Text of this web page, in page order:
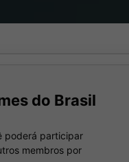
do Brasil
poderá participar
membros por